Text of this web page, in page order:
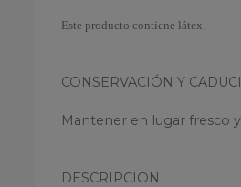
Este producto contiene látex.
CONSERVACIÓN Y
Mantener en lugar fresco
DESCRIPCION